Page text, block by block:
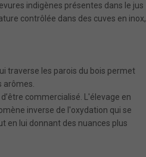
indigènes présentes dans le jus
contrôlée dans des cuves en inox,
traverse les parois du bois permet
arômes.
commercialisé. L'élevage en
inverse de l'oxydation qui se
en lui donnant des nuances plus